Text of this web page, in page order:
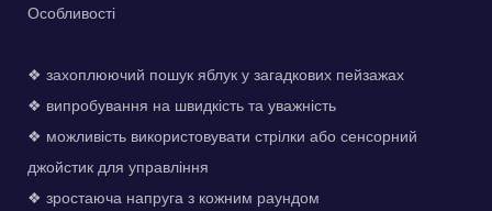
Особливості
❖ захоплюючий пошук яблук у загадкових пейзажах
❖ випробування на швидкість та уважність
❖ можливість використовувати стрілки або сенсорний
джойстик для управління
❖ зростаюча напруга з кожним раундом